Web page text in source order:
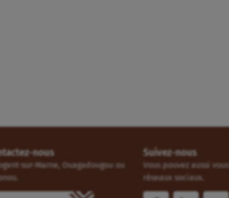
nous
sur-Marne, Ouagadougou ou
Suivez-nous
Vous pouvez aussi
réseaux sociaux.